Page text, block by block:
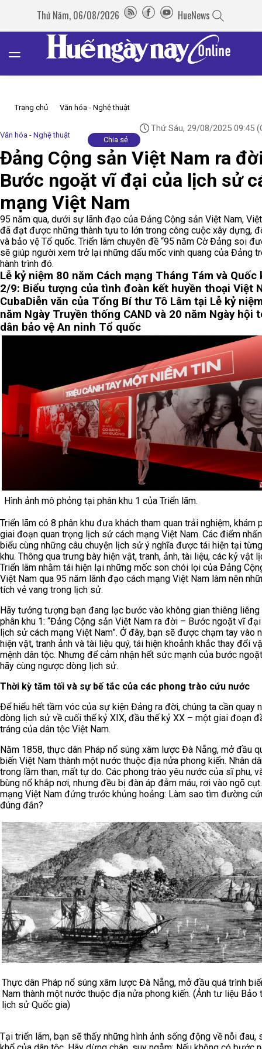
Thứ Năm, 06/08/2026 HueNews
Trang chủ Văn hóa - Nghệ thuật
Văn hóa - Nghệ thuật
Thứ Sáu, 29/08/2025 09:45
Chia sẻ
Đảng Cộng sản Việt Nam ra
Bước ngoặt vĩ đại của lịch sử
mạng Việt Nam
95 năm qua, dưới sự lãnh đạo của Đảng Cộng sản Việt Nam,
đã đạt được những thành tựu to lớn trong công cuộc xây dựng,
và bảo vệ Tổ quốc. Triển lãm chuyên đề “95 năm Cờ Đảng soi
sẽ giúp người xem trở lại những dấu mốc vinh quang của Đảng
hành trình đó.
Lễ kỷ niệm 80 năm Cách mạng Tháng Tám và Quốc
2/9: Biểu tượng của tình đoàn kết huyền thoại Việt
CubaDiễn văn của Tổng Bí thư Tô Lâm tại Lễ kỷ
năm Ngày Truyền thống CAND và 20 năm Ngày hội
dân bảo vệ An ninh Tổ quốc
Hình ảnh mô phỏng tại phân khu 1 của Triển lãm.
Triển lãm có 8 phân khu đưa khách tham quan trải nghiệm, khám
giai đoạn quan trọng lịch sử cách mạng Việt Nam. Các điểm
biểu cùng những câu chuyện lịch sử ý nghĩa được tái hiện tại
khu. Thông qua trưng bày hiện vật, tranh, ảnh, tài liệu, các kỷ vật
Triển lãm nhằm tái hiện lại những mốc son chói lọi của Đảng
Việt Nam qua 95 năm lãnh đạo cách mạng Việt Nam làm nên
tích vẻ vang trong lịch sử.
Hãy tưởng tượng bạn đang lạc bước vào không gian thiêng liêng
phân khu 1: “Đảng Cộng sản Việt Nam ra đời – Bước ngoặt vĩ
lịch sử cách mạng Việt Nam”. Ở đây, bạn sẽ được chạm tay vào
hiện vật, tranh ảnh và tài liệu quý, tái hiện khoảnh khắc thay đổi
mệnh dân tộc. Nhưng để cảm nhận hết sức mạnh của bước
hãy cùng ngược dòng lịch sử.
Thời kỳ tăm tối và sự bế tắc của các phong trào cứu nước
Để hiểu hết tầm vóc của sự kiện Đảng ra đời, chúng ta cần quay
dòng lịch sử về cuối thế kỷ XIX, đầu thế kỷ XX – một giai đoạn
tráng của dân tộc Việt Nam.
Năm 1858, thực dân Pháp nổ súng xâm lược Đà Nẵng, mở đầu
biến Việt Nam thành một nước thuộc địa nửa phong kiến. Nhân
trong lầm than, mất tự do. Các phong trào yêu nước của sĩ phu,
bùng nổ khắp nơi, nhưng đều bị đàn áp đẫm máu, rơi vào ngõ
mạng Việt Nam đứng trước khủng hoảng: Làm sao tìm đường
đúng đắn?
Thực dân Pháp nổ súng xâm lược Đà Nẵng, mở đầu quá trình
Nam thành một nước thuộc địa nửa phong kiến. (Ảnh tư liệu Bảo
lịch sử Quốc gia)
Tại triển lãm, bạn sẽ thấy những hình ảnh sống động về nỗi đau,